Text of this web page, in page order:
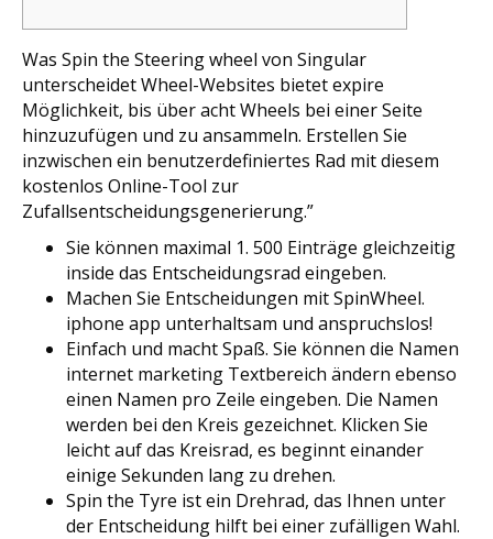
Was Spin the Steering wheel von Singular
unterscheidet Wheel-Websites bietet expire
Möglichkeit, bis über acht Wheels bei einer Seite
hinzuzufügen und zu ansammeln. Erstellen Sie
inzwischen ein benutzerdefiniertes Rad mit diesem
kostenlos Online-Tool zur
Zufallsentscheidungsgenerierung.”
Sie können maximal 1. 500 Einträge gleichzeitig
inside das Entscheidungsrad eingeben.
Machen Sie Entscheidungen mit SpinWheel.
iphone app unterhaltsam und anspruchslos!
Einfach und macht Spaß. Sie können die Namen
internet marketing Textbereich ändern ebenso
einen Namen pro Zeile eingeben. Die Namen
werden bei den Kreis gezeichnet. Klicken Sie
leicht auf das Kreisrad, es beginnt einander
einige Sekunden lang zu drehen.
Spin the Tyre ist ein Drehrad, das Ihnen unter
der Entscheidung hilft bei einer zufälligen Wahl.